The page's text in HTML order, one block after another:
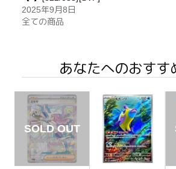
2025年9月8日
全ての商品
あなたへのおすす